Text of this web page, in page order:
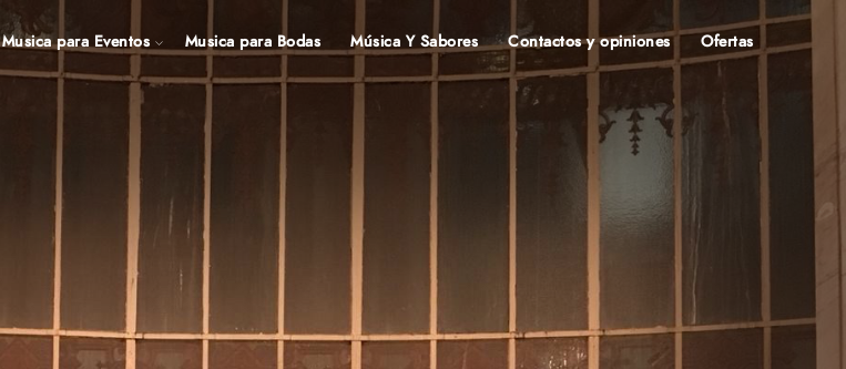
Musica para Eventos Musica para Bodas Música Y Sabores Contactos y opiniones Ofertas